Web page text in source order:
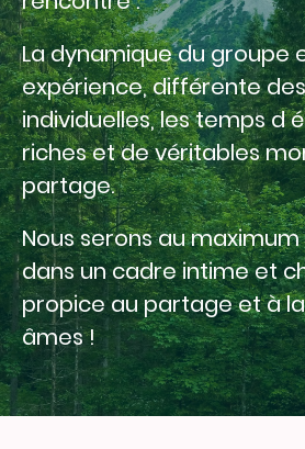
La dynamique du groupe
expérience, différente
individuelles, les temps d
riches et de véritables
partage.
Nous serons au
dans un cadre intime et
propice au partage et à
âmes !